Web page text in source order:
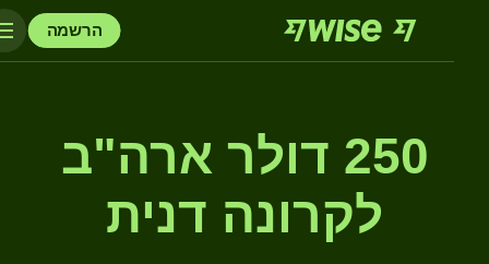
הרשמה
250 דולר ארה"ב
לקרונה דנית